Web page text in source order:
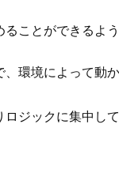
ことができるよ
、環境によって動
ロジックに集中し